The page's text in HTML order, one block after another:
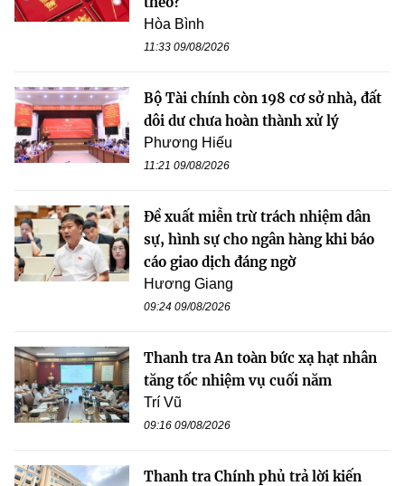
Hòa Bình
11:33 09/08/2026
Bộ Tài chính còn 198 cơ sở nhà, đất
dôi dư chưa hoàn thành xử lý
Phương Hiếu
11:21 09/08/2026
Đề xuất miễn trừ trách nhiệm dân
sự, hình sự cho ngân hàng khi báo
cáo giao dịch đáng ngờ
Hương Giang
09:24 09/08/2026
Thanh tra An toàn bức xạ hạt nhân
tăng tốc nhiệm vụ cuối năm
Trí Vũ
09:16 09/08/2026
Thanh tra Chính phủ trả lời kiến